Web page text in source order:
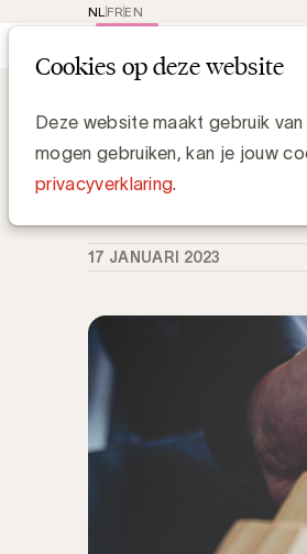
Cookies op deze website
Deze website maakt gebruik
mogen gebruiken, kan je jouw
privacyverklaring.
EN
FR
NL
Marc Fauconnier
moeilijke tijden
UBA Team
17 JANUARI 2023